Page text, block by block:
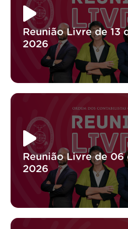
Reunião Livre de 13
2026
Reunião Livre de 06
2026